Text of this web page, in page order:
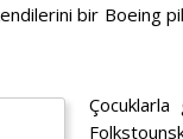
bir Boeing